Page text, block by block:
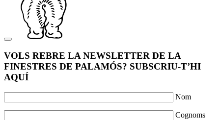
VOLS REBRE LA NEWSLETTER DE LA
FINESTRES DE PALAMÓS? SUBSCRIU-T’HI
AQUÍ
Nom
Cognoms